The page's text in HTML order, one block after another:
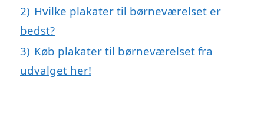
2) Hvilke plakater til børneværelset er
bedst?
3) Køb plakater til børneværelset fra
udvalget her!